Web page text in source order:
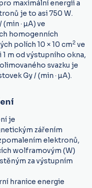
maximální energii a
je to asi 750 W.
(min · µA) ve
homogenních
polích 10 × 10 cm2 ve
m od výstupního okna,
svazku je
Gy / (min · µA).
je
zářením
elektronů,
wolframovým (W)
za výstupním
hranice energie